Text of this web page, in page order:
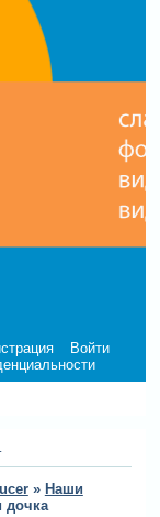
Войти
» Наши
дочка